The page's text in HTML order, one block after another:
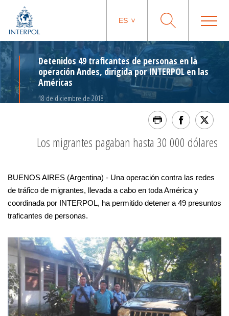
ES
Detenidos 49 traficantes de personas en la
operación Andes, dirigida por INTERPOL en las
Américas
18 de diciembre de 2018
Los migrantes pagaban hasta 30 000 dólares
BUENOS AIRES (Argentina) - Una operación contra las redes
de tráfico de migrantes, llevada a cabo en toda América y
coordinada por INTERPOL, ha permitido detener a 49 presuntos
traficantes de personas.